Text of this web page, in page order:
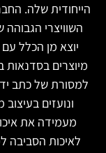
הייחודית שלה.
השוויצרי
יוצא מן הכלל עם
מיוצרים
למסורת של כתב
לאיכות הסביבה